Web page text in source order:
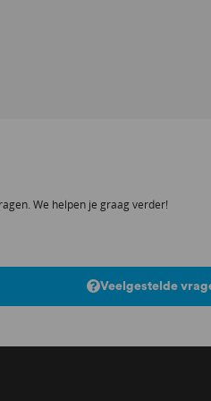
We helpen je graag verder!
Veelgestelde